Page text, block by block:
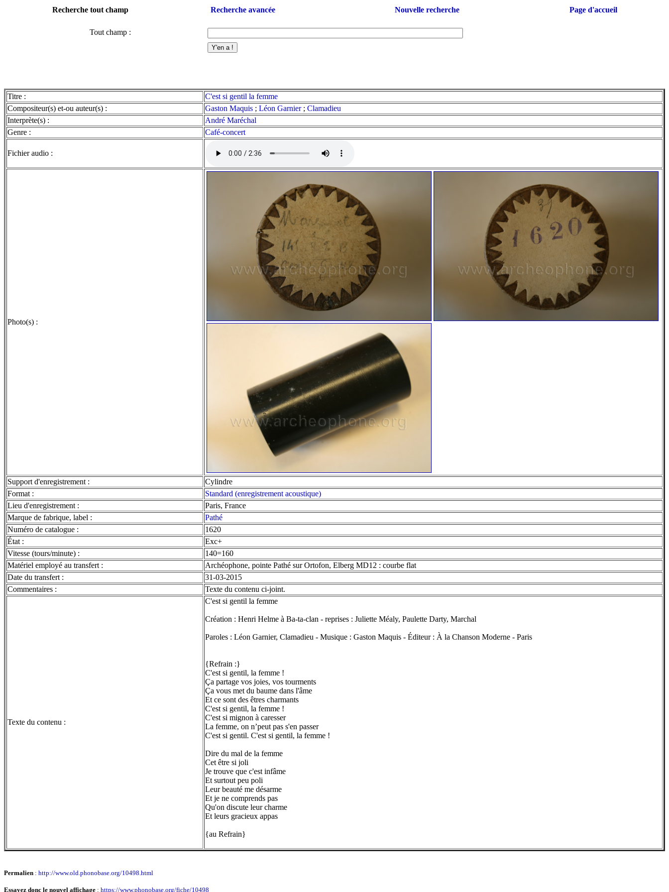
Recherche tout champ Recherche avancée Nouvelle recherche Page d'accueil
Tout champ :
Titre :
C'est si gentil la femme
Compositeur(s) et-ou auteur(s) :
Gaston Maquis ; Léon Garnier; Clamadieu
Interprète(s) :
André Maréchal
Genre :
Café-concert
Fichier audio :
Photo(s) :
Support d'enregistrement :
Cylindre
Format :
Standard (enregistrement acoustique)
Lieu d'enregistrement :
Paris, France
Marque de fabrique, label :
Pathé
Numéro de catalogue :
1620
État :
Exc+
Vitesse (tours/minute) :
140=160
Matériel employé au transfert :
Archéophone, pointe Pathé sur Ortofon, Elberg MD12 : courbe flat
Date du transfert :
31-03-2015
Commentaires :
Texte du contenu ci-joint.
Texte du contenu :
C'est si gentil la femme
Création : Henri Helme à Ba-ta-clan - reprises : Juliette Méaly, Paulette Darty, Marchal
Paroles : Léon Garnier, Clamadieu - Musique : Gaston Maquis - Éditeur : À la Chanson Moderne - Paris
{Refrain :}
C'est si gentil, la femme !
Ça partage vos joies, vos tourments
Ça vous met du baume dans l'âme
Et ce sont des êtres charmants
C'est si gentil, la femme !
C'est si mignon à caresser
La femme, on n’peut pas s'en passer
C'est si gentil. C'est si gentil, la femme !
Dire du mal de la femme
Cet être si joli
Je trouve que c'est infâme
Et surtout peu poli
Leur beauté me désarme
Et je ne comprends pas
Qu'on discute leur charme
Et leurs gracieux appas
{au Refrain}
Permalien : http://www.old.phonobase.org/10498.html
Essayez donc le nouvel affichage : https://www.phonobase.org/fiche/10498